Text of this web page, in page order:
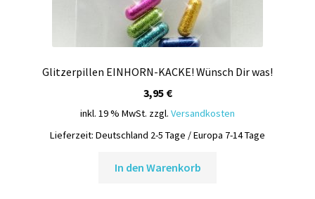
Glitzerpillen EINHORN-KACKE! Wünsch Dir was!
3,95 €
inkl. 19 % MwSt. zzgl. Versandkosten
Lieferzeit: Deutschland 2-5 Tage / Europa 7-14 Tage
In den Warenkorb